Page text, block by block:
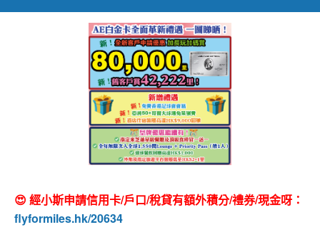
😍 經小斯申請信用卡/戶口/稅貸有額外積分/禮券/現金呀：
flyformiles.hk/20634